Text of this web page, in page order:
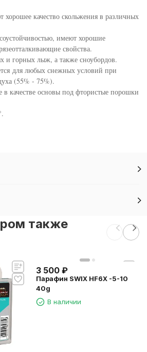
хорошее качество скольжения в различных
имеют хорошие
свойства.
и горных лыж, а также сноубордов.
для любых снежных условий при
(55% - 75%).
качестве основы под фтористые порошки
также
3 500 ₽
Парафин SWIX HF6X -5-10
40g
В наличии